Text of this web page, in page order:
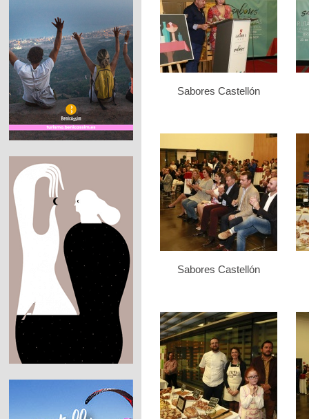
Sabores Castellón
Sabores Castellón